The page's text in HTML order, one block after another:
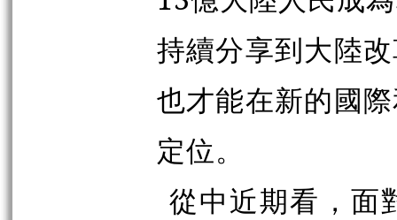
持續分享到大陸
也才能在新的國
定位。
從中近期看，面